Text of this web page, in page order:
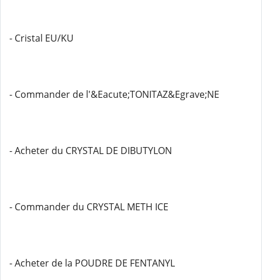
- Cristal EU/KU
- Commander de l'&Eacute;TONITAZ&Egrave;NE
- Acheter du CRYSTAL DE DIBUTYLON
- Commander du CRYSTAL METH ICE
- Acheter de la POUDRE DE FENTANYL